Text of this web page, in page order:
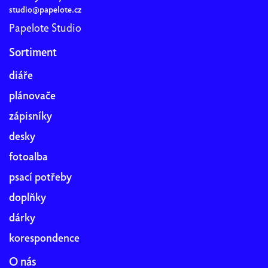
studio@papelote.cz
Papelote Studio
Sortiment
diáře
plánovače
zápisníky
desky
fotoalba
psací potřeby
doplňky
dárky
korespondence
O nás